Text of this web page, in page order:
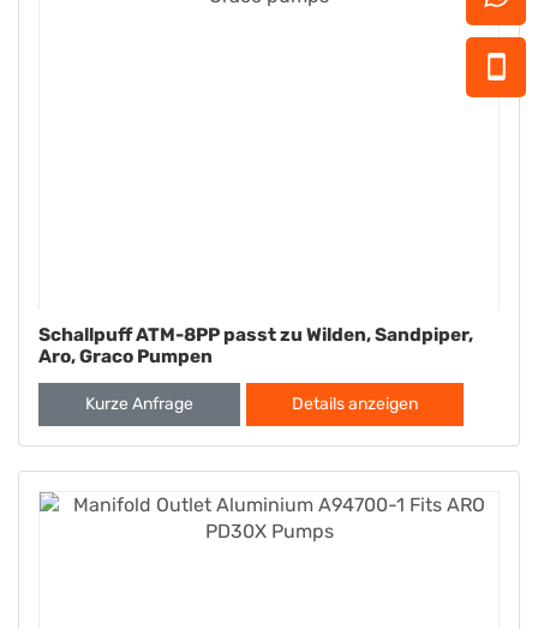
Schallpuff ATM-8PP passt zu Wilden, Sandpiper,
Aro, Graco Pumpen
Kurze Anfrage Details anzeigen